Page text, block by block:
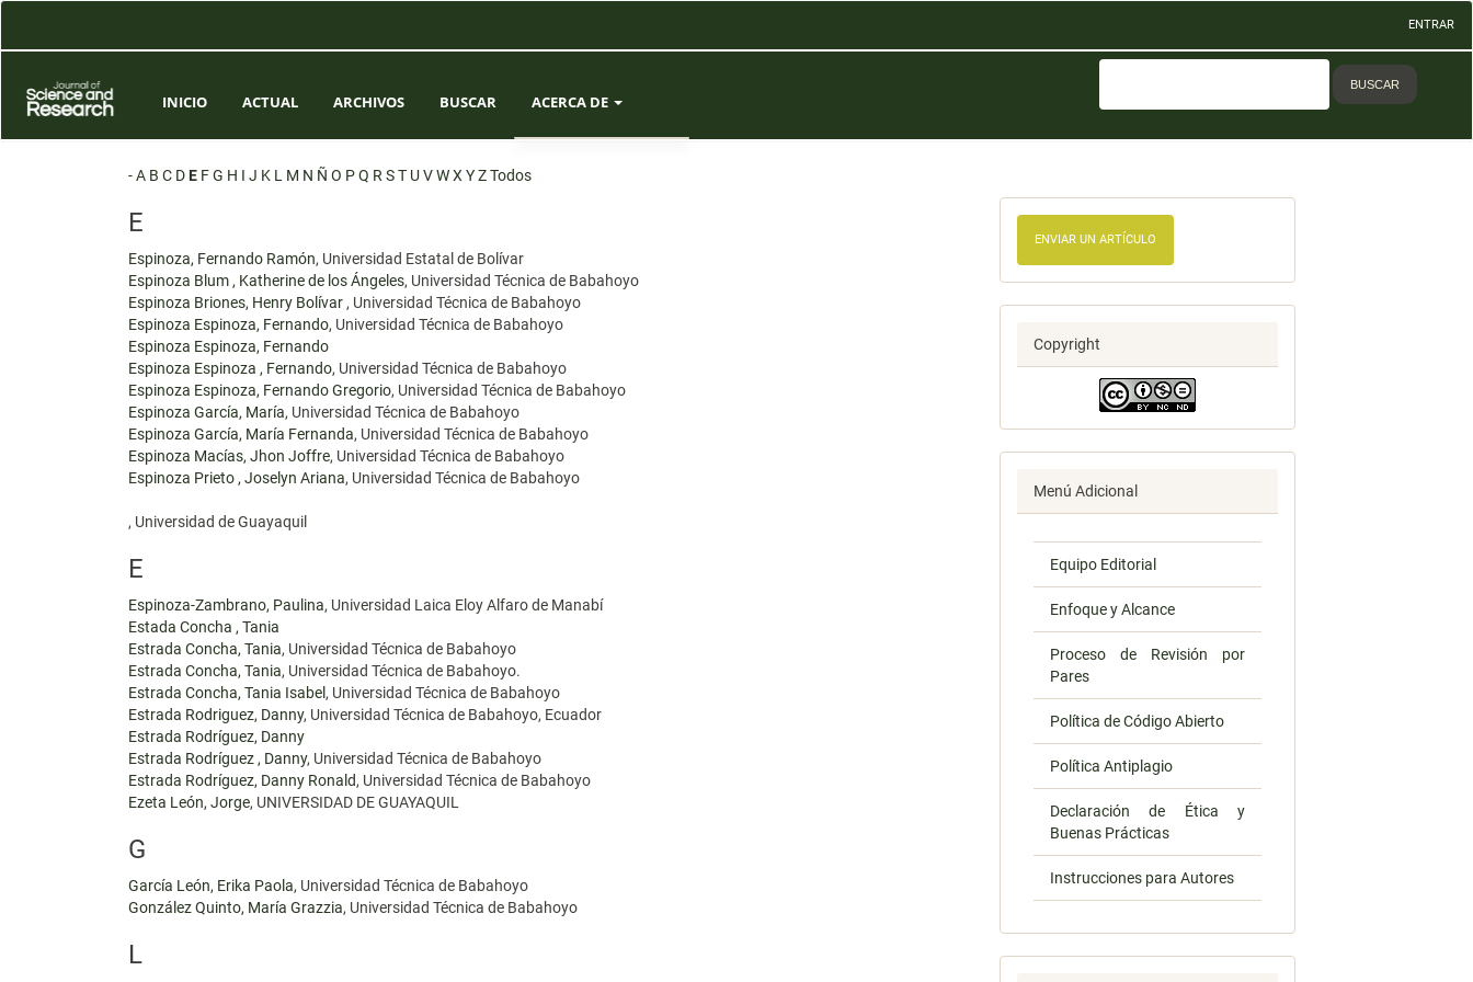
Contenido
Barra
lateral
ENTRAR
INICIO ACTUAL ARCHIVOS BUSCAR ACERCA DE
EQUIPO EDITORIAL
ESTADÍSTICAS
CONTACTO
BUSCAR
-A B C DE FG H I J K L M N Ñ O PQ R ST UVWX YZTodos
E
Espinoza, Fernando Ramón, Universidad Estatal de Bolívar
Espinoza Blum , Katherine de los Ángeles, Universidad Técnica de Babahoyo
Espinoza Briones, Henry Bolívar , Universidad Técnica de Babahoyo
Espinoza Espinoza, Fernando, Universidad Técnica de Babahoyo
Espinoza Espinoza, Fernando
Espinoza Espinoza , Fernando, Universidad Técnica de Babahoyo
Espinoza Espinoza, Fernando Gregorio, Universidad Técnica de Babahoyo
Espinoza García, María, Universidad Técnica de Babahoyo
Espinoza García, María Fernanda, Universidad Técnica de Babahoyo
Espinoza Macías, Jhon Joffre, Universidad Técnica de Babahoyo
Espinoza Prieto , Joselyn Ariana, Universidad Técnica de Babahoyo
, Universidad de Guayaquil
E
Espinoza-Zambrano, Paulina, Universidad Laica Eloy Alfaro de Manabí
Estada Concha , Tania
Estrada Concha, Tania, Universidad Técnica de Babahoyo
Estrada Concha, Tania, Universidad Técnica de Babahoyo.
Estrada Concha, Tania Isabel , Universidad Técnica de Babahoyo
Estrada Rodriguez, Danny, Universidad Técnica de Babahoyo, Ecuador
Estrada Rodríguez, Danny
Estrada Rodríguez , Danny, Universidad Técnica de Babahoyo
Estrada Rodríguez, Danny Ronald, Universidad Técnica de Babahoyo
Ezeta León, Jorge, UNIVERSIDAD DE GUAYAQUIL
G
García León, Erika Paola, Universidad Técnica de Babahoyo
González Quinto, María Grazzia, Universidad Técnica de Babahoyo
L
ENVIAR UN ARTÍCULO
Copyright
Menú Adicional
Equipo Editorial
Enfoque y Alcance
Proceso de Revisión por
Pares
Política de Código Abierto
Política Antiplagio
Declaración de Ética y
Buenas Prácticas
Instrucciones para Autores